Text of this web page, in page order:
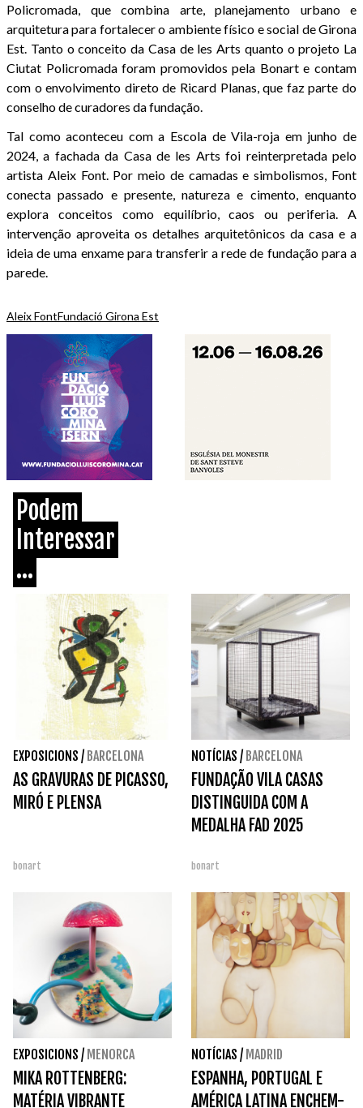
Policromada, que combina arte, planejamento urbano e
arquitetura para fortalecer o ambiente físico e social de Girona
Est. Tanto o conceito da Casa de les Arts quanto o projeto La
Ciutat Policromada foram promovidos pela Bonart e contam
com o envolvimento direto de Ricard Planas, que faz parte do
conselho de curadores da fundação.
Tal como aconteceu com a Escola de Vila-roja em junho de
2024, a fachada da Casa de les Arts foi reinterpretada pelo
artista Aleix Font. Por meio de camadas e simbolismos, Font
conecta passado e presente, natureza e cimento, enquanto
explora conceitos como equilíbrio, caos ou periferia. A
intervenção aproveita os detalhes arquitetônicos da casa e a
ideia de uma enxame para transferir a rede de fundação para a
parede.
Aleix FontFundació Girona Est
Podem
Interessar
...
EXPOSICIONS / BARCELONA
AS GRAVURAS DE PICASSO,
MIRÓ E PLENSA
bonart
NOTÍCIAS / BARCELONA
FUNDAÇÃO VILA CASAS
DISTINGUIDA COM A
MEDALHA FAD 2025
bonart
EXPOSICIONS / MENORCA
MIKA ROTTENBERG:
MATÉRIA VIBRANTE
NOTÍCIAS / MADRID
ESPANHA, PORTUGAL E
AMÉRICA LATINA ENCHEM-